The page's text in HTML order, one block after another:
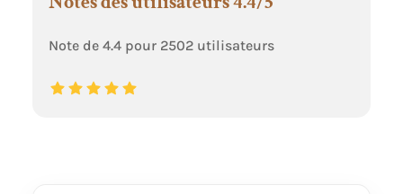
Note de 4.4 pour 2502 utilisateurs